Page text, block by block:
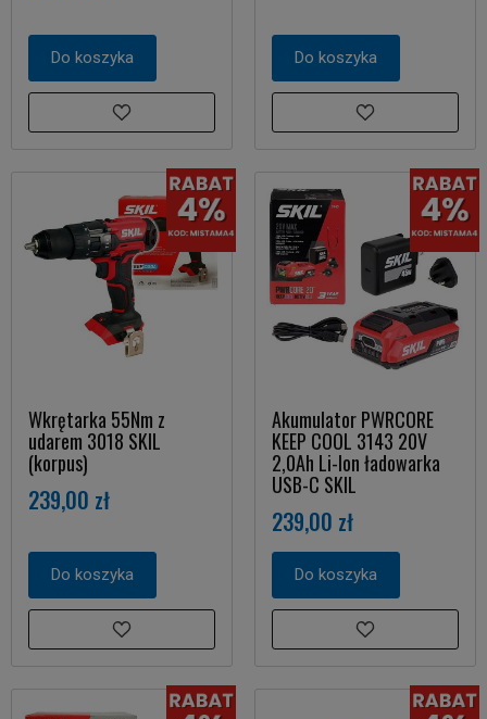
Do koszyka Do koszyka
Wkrętarka 55Nm z
udarem 3018 SKIL
(korpus)
239,00 zł
Do koszyka
Akumulator PWRCORE
KEEP COOL 3143 20V
2,0Ah Li-Ion ładowarka
USB-C SKIL
239,00 zł
Do koszyka